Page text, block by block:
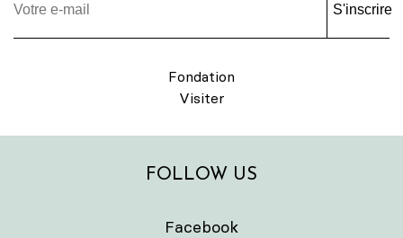
S'inscrire
Fondation
Visiter
FOLLOW US
Facebook